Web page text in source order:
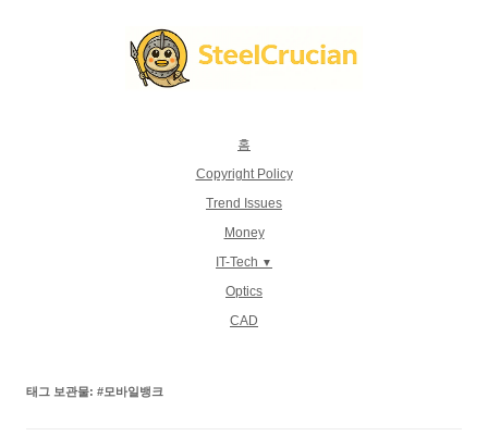
홈
Copyright Policy
Trend Issues
Money
IT-Tech
Optics
CAD
태그 보관물: #모바일뱅크